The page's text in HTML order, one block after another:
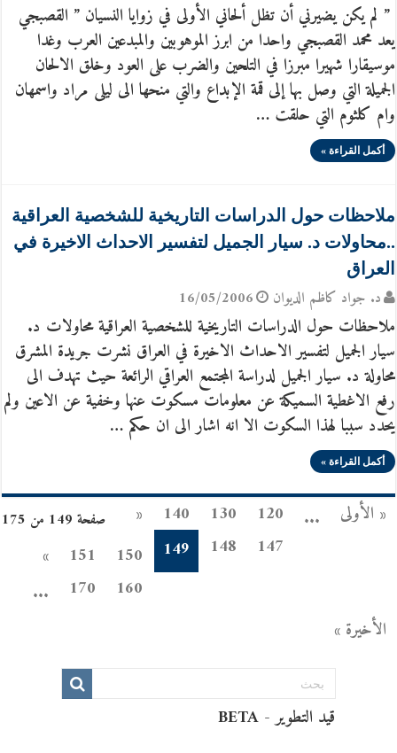
” لم يكن يضيرني أن تظل ألحاني الأولى في زوايا النسيان ” القصبجي
يعد محمد القصبجي واحدا من ابرز الموهوبين والمبدعين العرب وغدا
موسيقارا شهيرا مبرزا في التلحين والضرب على العود وخلق الالحان
الجميلة التي وصل بها إلى قمة الإبداع والتي منحها الى ليلى مراد واسمهان
وام كلثوم التي حلقت …
أكمل القراءة »
ملاحظات حول الدراسات التاريخية للشخصية العراقية
..محاولات د. سيار الجميل لتفسير الاحداث الاخيرة في
العراق
د. جواد كاظم الديوان 16/05/2006
ملاحظات حول الدراسات التاريخية للشخصية العراقية محاولات د.
سيار الجميل لتفسير الاحداث الاخيرة في العراق نشرت جريدة المشرق
محاولة د. سيار الجميل لدراسة المجتمع العراقي الرائعة حيث تهدف الى
رفع الاغطية السميكة عن معلومات مسكوت عنها وخفية عن الاعين ولم
يحدد سببا لهذا السكوت الا انه اشار الى ان حكم …
أكمل القراءة »
صفحة 149 من 175 « الأولى ...
120
130
140
«
147
148
149
150
151
»
160
170
...
الأخيرة »